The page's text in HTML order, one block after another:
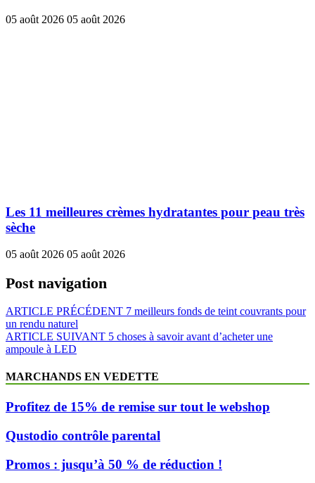
05 août 2026 05 août 2026
Les 11 meilleures crèmes hydratantes pour peau très
sèche
05 août 2026 05 août 2026
Post navigation
ARTICLE PRÉCÉDENT 7 meilleurs fonds de teint couvrants pour
un rendu naturel
ARTICLE SUIVANT 5 choses à savoir avant d’acheter une
ampoule à LED
MARCHANDS EN VEDETTE
Profitez de 15% de remise sur tout le webshop
Qustodio contrôle parental
Promos : jusqu’à 50 % de réduction !